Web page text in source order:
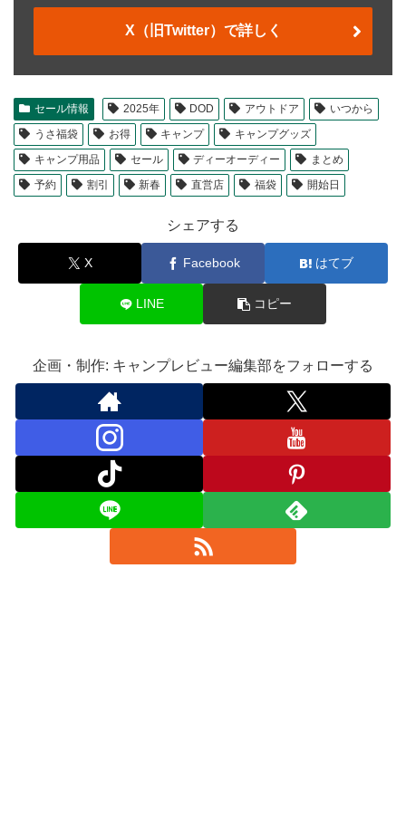
X（旧Twitter）で詳しく
セール情報 2025年 DOD アウトドア
いつから
うさ福袋
お得 キャンプ
キャンプグッズ
キャンプ用品
セール ディーオーディー
まとめ
予約
割引 新春 直営店 福袋 開始日
シェアする
X Facebook はてブ
LINE コピー
企画・制作: キャンプレビュー編集部をフォローする